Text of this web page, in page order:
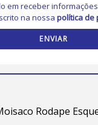
em receber informações
na nossapolítica de